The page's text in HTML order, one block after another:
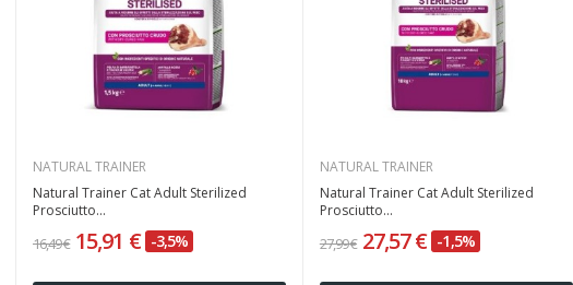
NATURAL TRAINER
Natural Trainer Cat Adult Sterilized
Prosciutto...
16,49 € 15,91 € -3,5%
NATURAL TRAINER
Natural Trainer Cat Adult Sterilized
Prosciutto...
27,99 € 27,57 € -1,5%